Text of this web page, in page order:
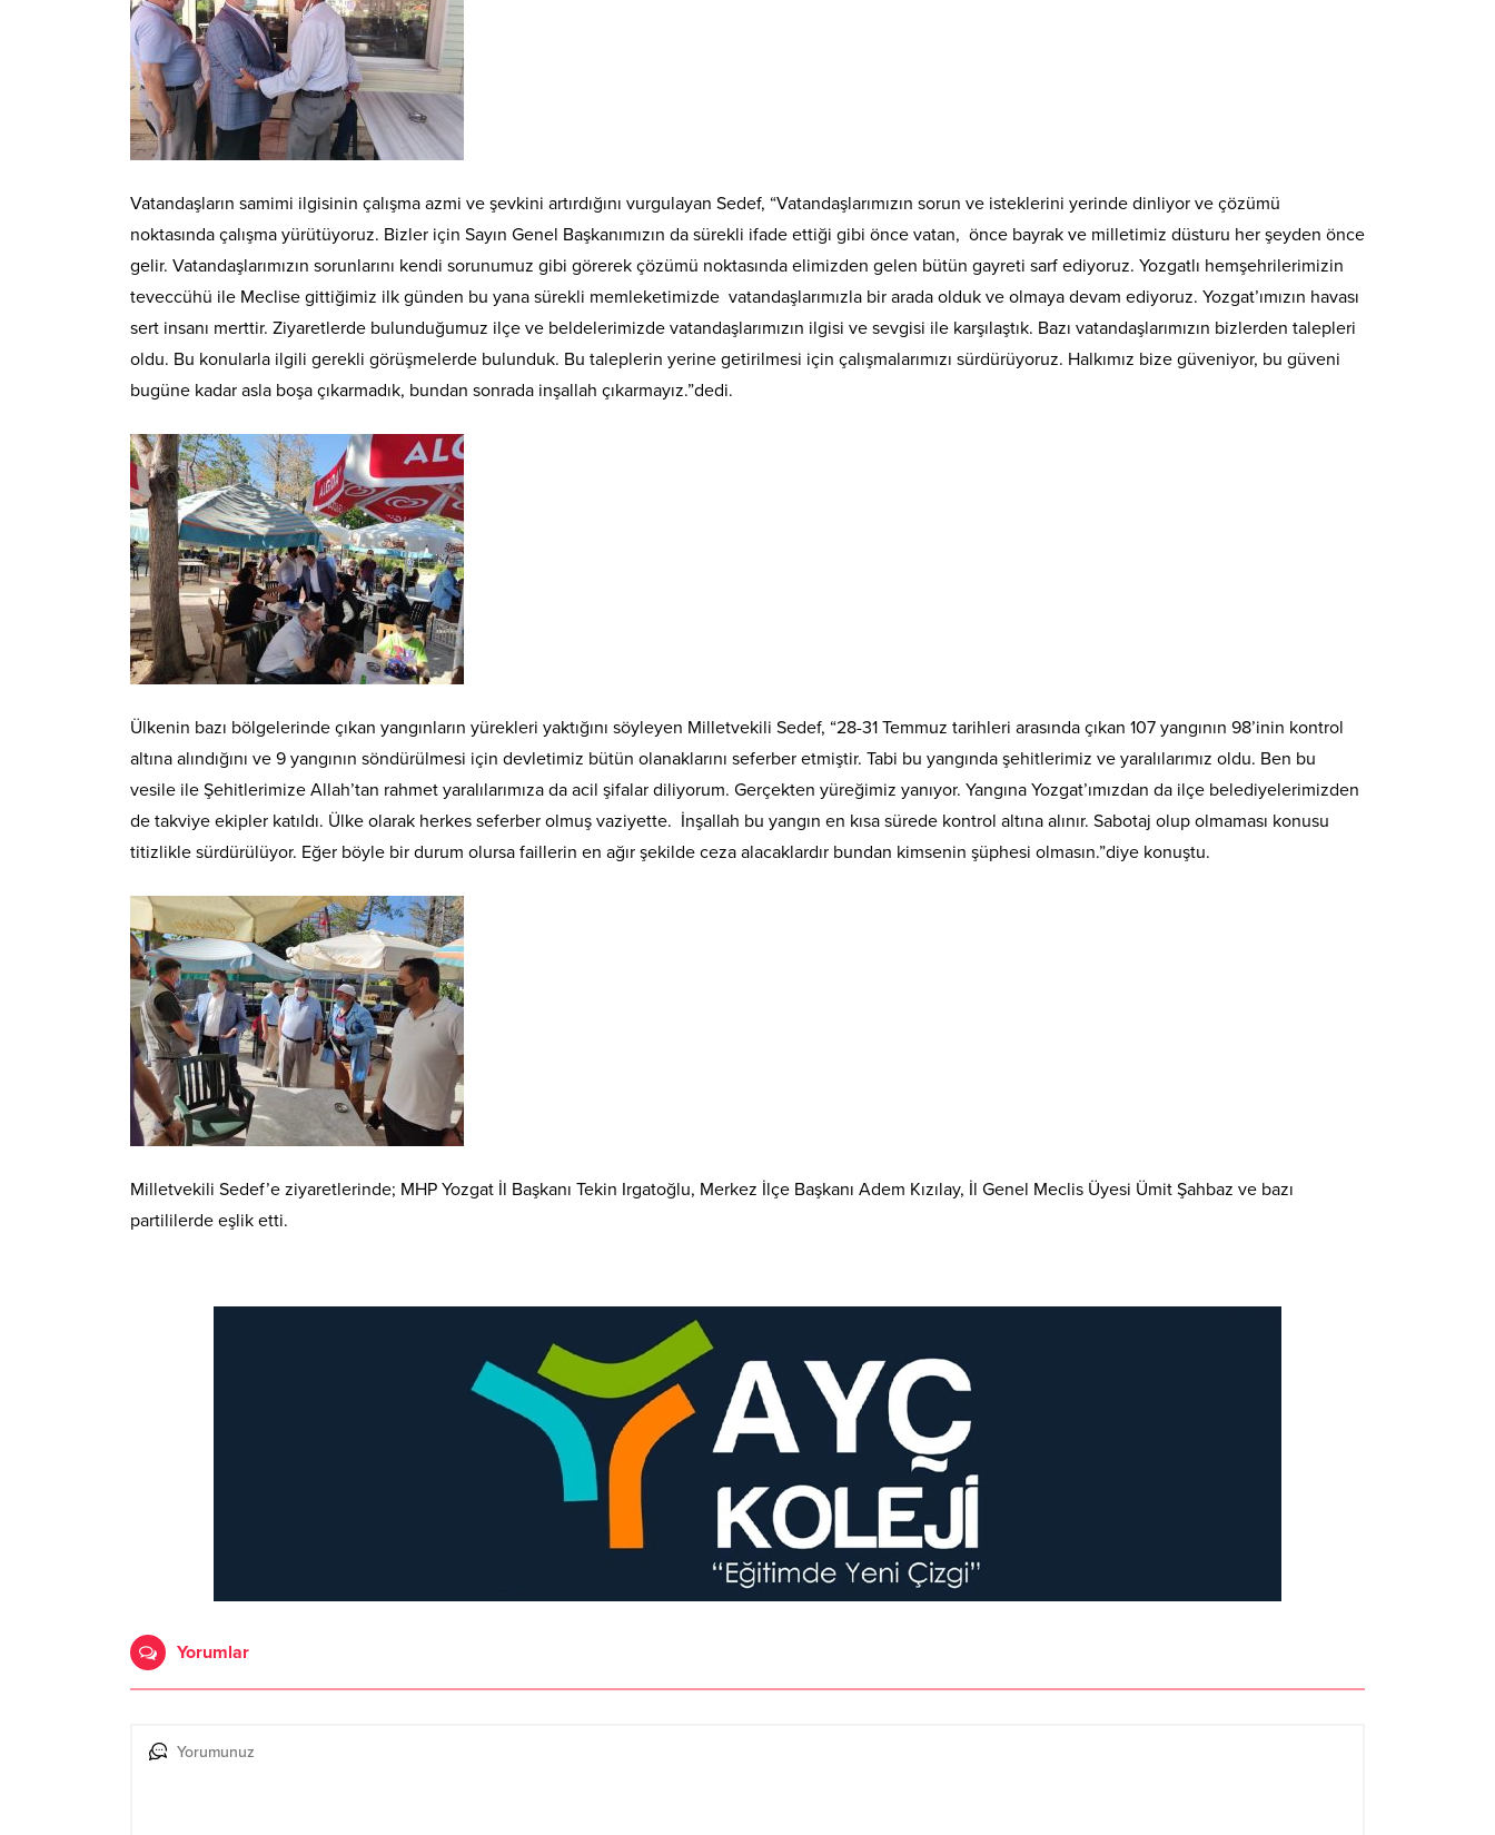
Vatandaşların samimi ilgisinin çalışma azmi ve şevkini artırdığını vurgulayan Sedef, “Vatandaşlarımızın sorun ve isteklerini yerinde dinliyor ve çözümü
noktasında çalışma yürütüyoruz. Bizler için Sayın Genel Başkanımızın da sürekli ifade ettiği gibi önce vatan, önce bayrak ve milletimiz düsturu her şeyden önce
gelir. Vatandaşlarımızın sorunlarını kendi sorunumuz gibi görerek çözümü noktasında elimizden gelen bütün gayreti sarf ediyoruz. Yozgatlı hemşehrilerimizin
teveccühü ile Meclise gittiğimiz ilk günden bu yana sürekli memleketimizde vatandaşlarımızla bir arada olduk ve olmaya devam ediyoruz. Yozgat’ımızın havası
sert insanı merttir. Ziyaretlerde bulunduğumuz ilçe ve beldelerimizde vatandaşlarımızın ilgisi ve sevgisi ile karşılaştık. Bazı vatandaşlarımızın bizlerden talepleri
oldu. Bu konularla ilgili gerekli görüşmelerde bulunduk. Bu taleplerin yerine getirilmesi için çalışmalarımızı sürdürüyoruz. Halkımız bize güveniyor, bu güveni
bugüne kadar asla boşa çıkarmadık, bundan sonrada inşallah çıkarmayız.”dedi.
Ülkenin bazı bölgelerinde çıkan yangınların yürekleri yaktığını söyleyen Milletvekili Sedef, “28-31 Temmuz tarihleri arasında çıkan 107 yangının 98’inin kontrol
altına alındığını ve 9 yangının söndürülmesi için devletimiz bütün olanaklarını seferber etmiştir. Tabi bu yangında şehitlerimiz ve yaralılarımız oldu. Ben bu
vesile ile Şehitlerimize Allah’tan rahmet yaralılarımıza da acil şifalar diliyorum. Gerçekten yüreğimiz yanıyor. Yangına Yozgat’ımızdan da ilçe belediyelerimizden
de takviye ekipler katıldı. Ülke olarak herkes seferber olmuş vaziyette. İnşallah bu yangın en kısa sürede kontrol altına alınır. Sabotaj olup olmaması konusu
titizlikle sürdürülüyor. Eğer böyle bir durum olursa faillerin en ağır şekilde ceza alacaklardır bundan kimsenin şüphesi olmasın.”diye konuştu.
Milletvekili Sedef’e ziyaretlerinde; MHP Yozgat İl Başkanı Tekin Irgatoğlu, Merkez İlçe Başkanı Adem Kızılay, İl Genel Meclis Üyesi Ümit Şahbaz ve bazı
partililerde eşlik etti.
Yorumlar